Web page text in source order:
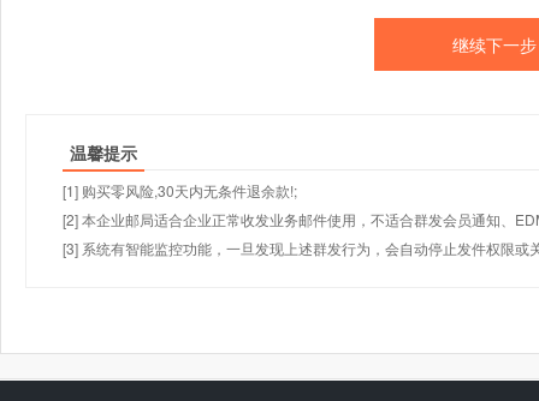
温馨提示
[1] 购买零风险,30天内无条件退余款!;
[2] 本企业邮局适合企业正常收发业务邮件使用，不适合群发会员通知、
[3] 系统有智能监控功能，一旦发现上述群发行为，会自动停止发件权限或